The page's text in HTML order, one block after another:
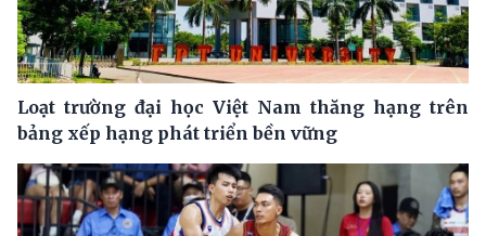
Loạt trường đại học Việt Nam thăng hạng trên
bảng xếp hạng phát triển bền vững